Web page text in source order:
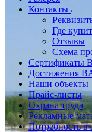
Контакты
Где
Отзывы
Схема
Сертификаты
Достижения
Наши объекты
Прайс-листы
Охрана труда
Рекламные
Потребность в